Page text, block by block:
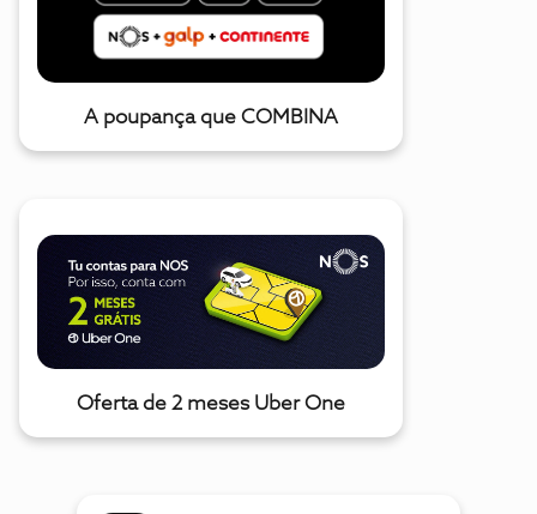
A poupança que COMBINA
Oferta de 2 meses Uber One